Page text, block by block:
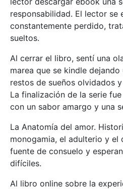
responsabilidad. El lector se
constantemente perdido,
sueltos.
Al cerrar el libro, sentí una
marea que se kindle
restos de sueños olvidados
La finalización de la serie
con un sabor amargo y una
La Anatomía del amor.
monogamia, el adulterio y el
fuente de consuelo y
difíciles.
Al libro online​ sobre la